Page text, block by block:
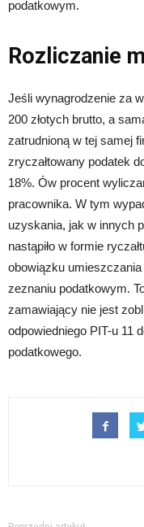
podatkowym.
Rozliczanie
Jeśli wynagrodzenie za
200 złotych brutto, a
zatrudnioną w tej samej
zryczałtowany podatek
18%. Ów procent
pracownika. W tym
uzyskania, jak w innych
nastąpiło w formie
obowiązku
zeznaniu podatkowym.
zamawiający nie jest
odpowiedniego PIT-u 11
podatkowego.